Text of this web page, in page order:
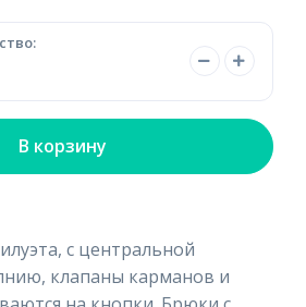
В корзину
с центральной
клапаны карманов и